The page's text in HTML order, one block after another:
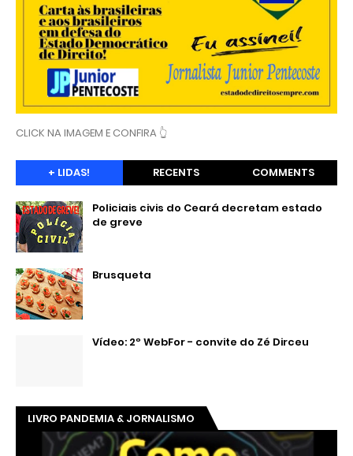
CLICK NA IMAGEM E CONFIRA 👆
+ LIDAS! RECENTS COMMENTS
Policiais civis do Ceará decretam estado
de greve
Brusqueta
Vídeo: 2º WebFor - convite do Zé Dirceu
LIVRO PANDEMIA & JORNALISMO